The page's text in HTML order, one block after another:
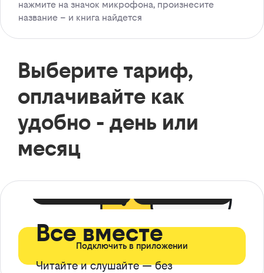
нажмите на значок микрофона, произнесите
название – и книга найдется
Выберите тариф,
оплачивайте как
удобно - день или
месяц
Все вместе
Читайте и слушайте — без
Подключить в приложении